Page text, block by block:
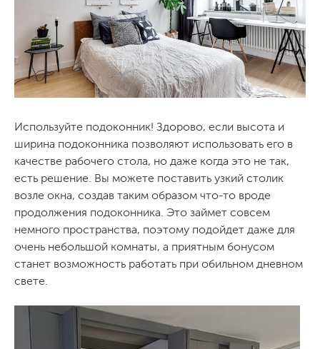
Используйте подоконник! Здорово, если высота и
ширина подоконника позволяют использовать его в
качестве рабочего стола, но даже когда это не так,
есть решение. Вы можете поставить узкий столик
возле окна, создав таким образом что-то вроде
продолжения подоконника. Это займет совсем
немного пространства, поэтому подойдет даже для
очень небольшой комнаты, а приятным бонусом
станет возможность работать при обильном дневном
свете.